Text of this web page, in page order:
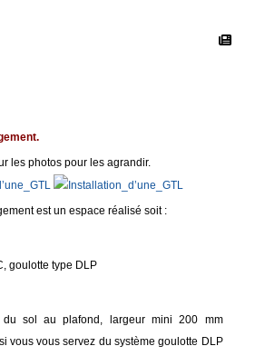
les photos pour les agrandir.
est un espace réalisé soit :
goulotte type DLP
sol au plafond, largeur mini 200 mm
vous vous servez du système goulotte DLP